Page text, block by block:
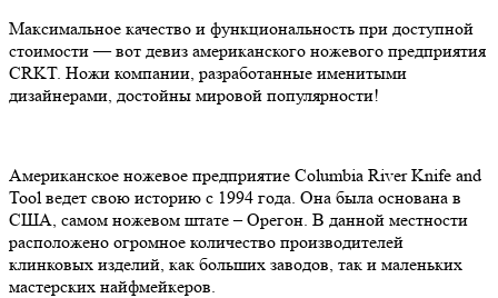
Максимальное качество и функциональность при доступной
стоимости — вот девиз американского ножевого предприятия
CRKT. Ножи компании, разработанные именитыми
дизайнерами, достойны мировой популярности!
Американское ножевое предприятие Columbia River Knife and
Tool ведет свою историю с 1994 года. Она была основана в
США, самом ножевом штате – Орегон. В данной местности
расположено огромное количество производителей
клинковых изделий, как больших заводов, так и маленьких
мастерских найфмейкеров.